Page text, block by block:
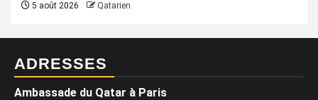
5 août 2026 Qatarien
ADRESSES
Ambassade du Qatar à Paris